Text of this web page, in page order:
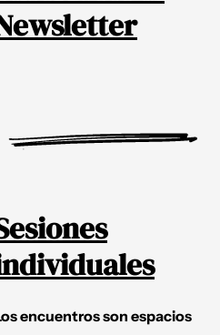
encuentros son espacios